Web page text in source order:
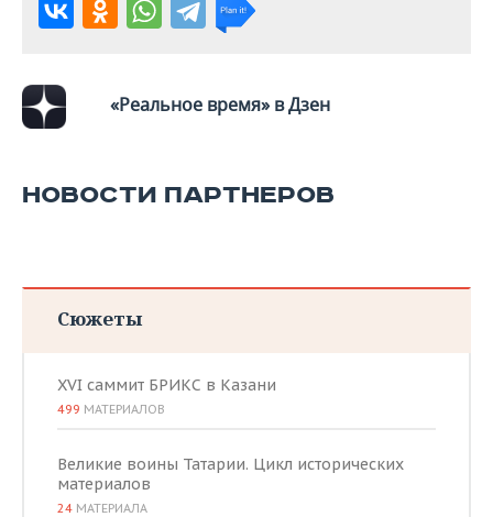
«Реальное время» в Дзен
НОВОСТИ ПАРТНЕРОВ
Сюжеты
XVI саммит БРИКС в Казани
499 МАТЕРИАЛОВ
Великие воины Татарии. Цикл исторических
материалов
24 МАТЕРИАЛА